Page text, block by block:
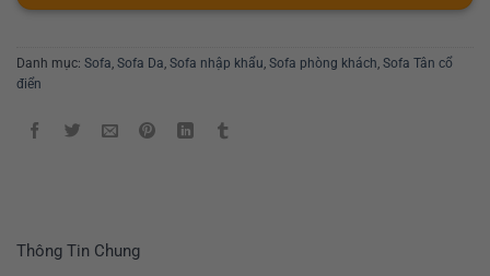
Danh mục: Sofa, Sofa Da, Sofa nhập khẩu, Sofa phòng khách, Sofa Tân cổ
điển
Thông Tin Chung